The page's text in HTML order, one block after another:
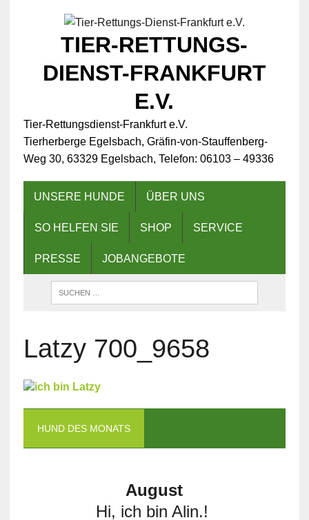
TIER-RETTUNGS-
DIENST-FRANKFURT
E.V.
Tier-Rettungsdienst-Frankfurt e.V.
Tierherberge Egelsbach, Gräfin-von-Stauffenberg-
Weg 30, 63329 Egelsbach, Telefon: 06103 – 49336
UNSERE HUNDE ÜBER UNS
SO HELFEN SIE SHOP SERVICE
PRESSE JOBANGEBOTE
Latzy 700_9658
HUND DES MONATS
August
Hi, ich bin Alin.!